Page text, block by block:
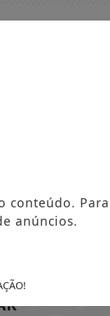
conteúdo. Para
anúncios.